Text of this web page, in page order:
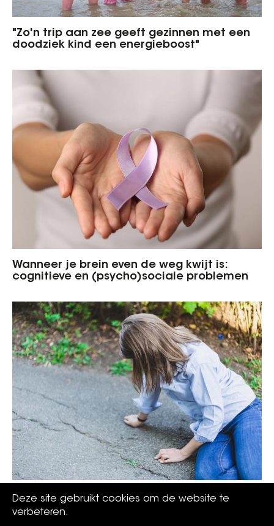
"Zo'n trip aan zee geeft gezinnen met een
doodziek kind een energieboost"
Wanneer je brein even de weg kwijt is:
cognitieve en (psycho)sociale problemen
Do's en don'ts bij epilepsie
Deze site gebruikt cookies om de website te
verbeteren.